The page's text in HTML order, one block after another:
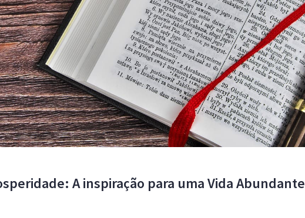
A inspiração para uma Vida Abundante